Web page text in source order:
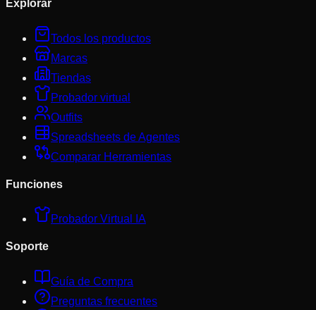
Explorar
Todos los productos
Marcas
Tiendas
Probador virtual
Outfits
Spreadsheets de Agentes
Comparar Herramientas
Funciones
Probador Virtual IA
Soporte
Guía de Compra
Preguntas frecuentes